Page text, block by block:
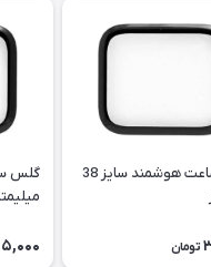
گلس ساعت هوشمند سایز 38
تومان